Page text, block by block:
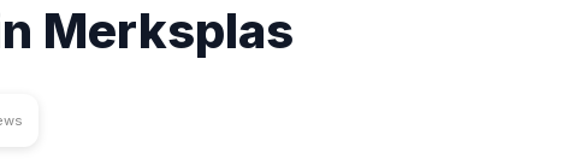
Merksplas